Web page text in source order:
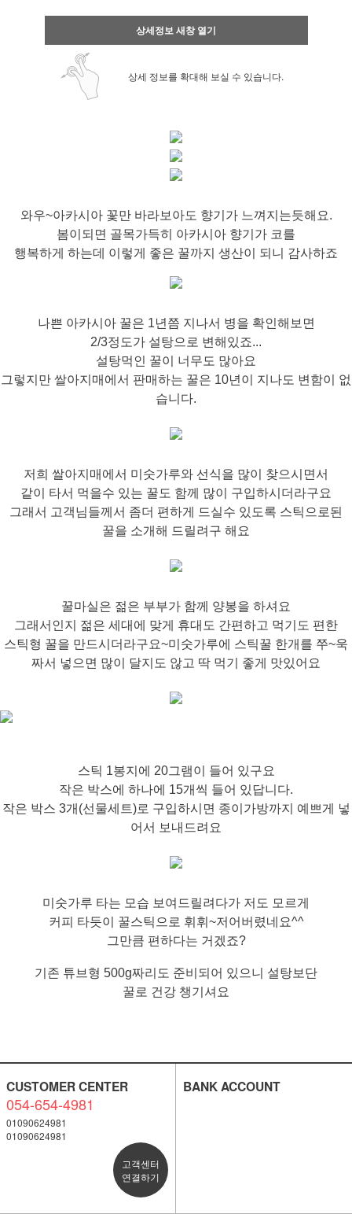
상세정보 새창 열기
상세 정보를 확대해 보실 수 있습니다.
와우~아카시아 꽃만 바라보아도 향기가 느껴지는듯해요.
봄이되면 골목가득히 아카시아 향기가 코를
행복하게 하는데 이렇게 좋은 꿀까지 생산이 되니 감사하죠
나쁜 아카시아 꿀은 1년쯤 지나서 병을 확인해보면
2/3정도가 설탕으로 변해있죠...
설탕먹인 꿀이 너무도 많아요
그렇지만 쌀아지매에서 판매하는 꿀은 10년이 지나도 변함이 없
습니다.
저희 쌀아지매에서 미숫가루와 선식을 많이 찾으시면서
같이 타서 먹을수 있는 꿀도 함께 많이 구입하시더라구요
그래서 고객님들께서 좀더 편하게 드실수 있도록 스틱으로된
꿀을 소개해 드릴려구 해요
꿀마실은 젊은 부부가 함께 양봉을 하셔요
그래서인지 젊은 세대에 맞게 휴대도 간편하고 먹기도 편한
스틱형 꿀을 만드시더라구요~미숫가루에 스틱꿀 한개를 쭈~욱
짜서 넣으면 많이 달지도 않고 딱 먹기 좋게 맛있어요
스틱 1봉지에 20그램이 들어 있구요
작은 박스에 하나에 15개씩 들어 있답니다.
작은 박스 3개(선물세트)로 구입하시면 종이가방까지 예쁘게 넣
어서 보내드려요
미숫가루 타는 모습 보여드릴려다가 저도 모르게
커피 타듯이 꿀스틱으로 휘휘~저어버렸네요^^
그만큼 편하다는 거겠죠?
기존 튜브형 500g짜리도 준비되어 있으니 설탕보단
꿀로 건강 챙기셔요
CUSTOMER CENTER
054-654-4981
01090624981
01090624981
고객센터
연결하기
BANK ACCOUNT